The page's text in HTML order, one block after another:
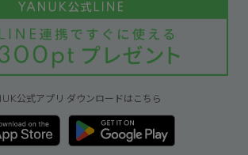
公式アプリ ダウンロードはこちら